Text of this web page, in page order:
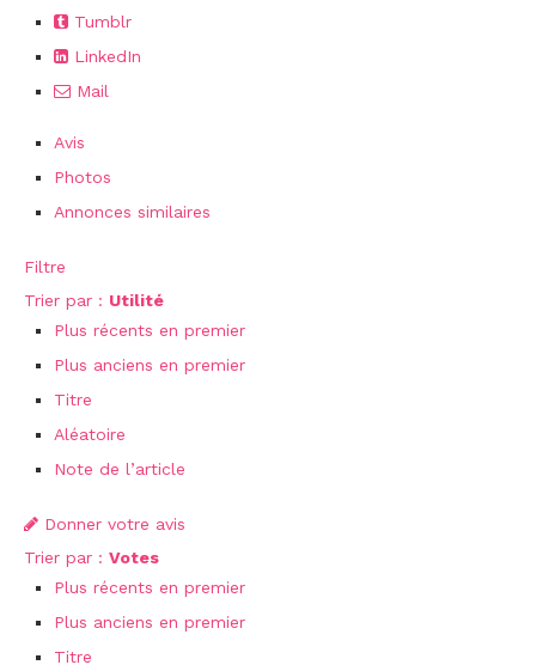
Tumblr
LinkedIn
Mail
Avis
Photos
Annonces similaires
Filtre
Trier par : Utilité
Plus récents en premier
Plus anciens en premier
Titre
Aléatoire
Note de l’article
Donner votre avis
Trier par : Votes
Plus récents en premier
Plus anciens en premier
Titre